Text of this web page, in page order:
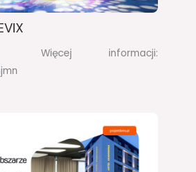
Więcej informacji: